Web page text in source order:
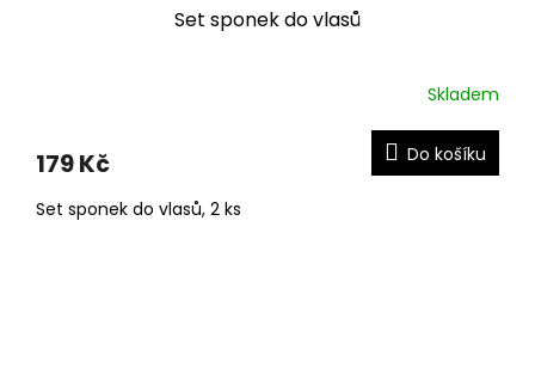
Set sponek do vlasů
Skladem
179 Kč Do košíku
Set sponek do vlasů, 2 ks